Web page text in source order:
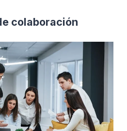
colaboración